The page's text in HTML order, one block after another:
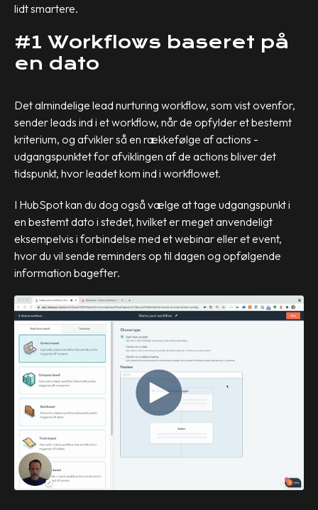
lidt smartere.
#1 Workflows baseret på
en dato
Det almindelige lead nurturing workflow, som vist ovenfor,
sender leads ind i et workflow, når de opfylder et bestemt
kriterium, og afvikler så en rækkefølge af actions -
udgangspunktet for afviklingen af de actions bliver det
tidspunkt, hvor leadet kom ind i workflowet.
I HubSpot kan du dog også vælge at tage udgangspunkt i
en bestemt dato i stedet, hvilket er meget anvendeligt
eksempelvis i forbindelse med et webinar eller et event,
hvor du vil sende reminders op til dagen og opfølgende
information bagefter.